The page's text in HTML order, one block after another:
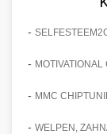
-
- MOTIVATIONAL
- MMC
- WELPEN,